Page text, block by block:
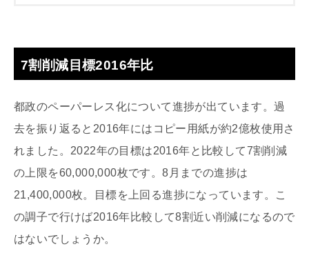
7割削減目標2016年比
都政のペーパーレス化について進捗が出ています。過
去を振り返ると2016年にはコピー用紙が約2億枚使用さ
れました。2022年の目標は2016年と比較して7割削減
の上限を60,000,000枚です。8月までの進捗は
21,400,000枚。目標を上回る進捗になっています。こ
の調子で行けば2016年比較して8割近い削減になるので
はないでしょうか。